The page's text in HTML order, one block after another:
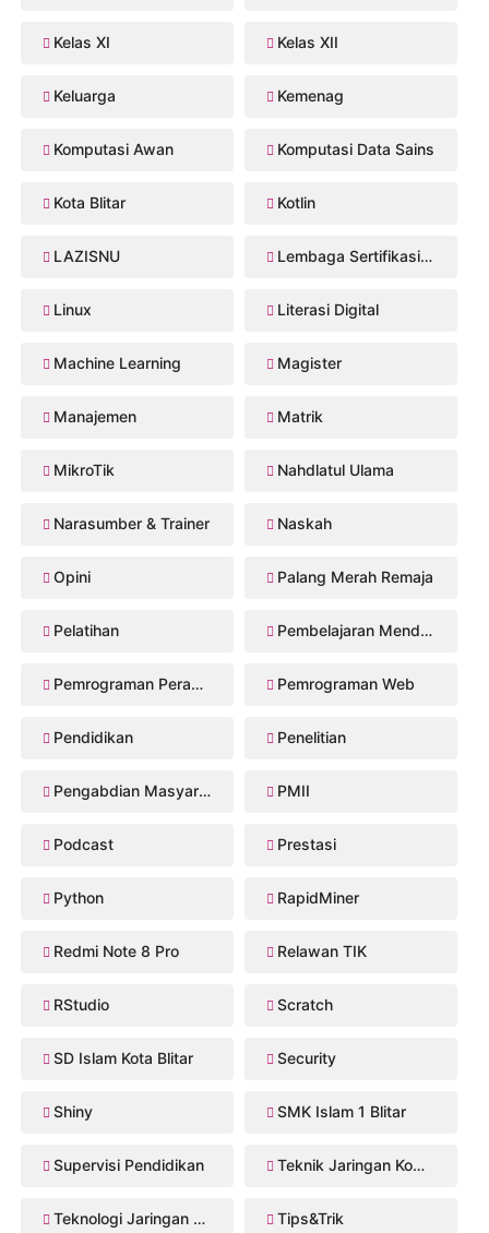
Kelas XI Kelas XII
Keluarga Kemenag
Komputasi Awan Komputasi Data Sains
Kota Blitar Kotlin
LAZISNU Lembaga Sertifikasi Profesi
Linux Literasi Digital
Machine Learning Magister
Manajemen Matrik
MikroTik Nahdlatul Ulama
Narasumber & Trainer Naskah
Opini Palang Merah Remaja
Pelatihan Pembelajaran Mendalam
Pemrograman Perangkat Bergerak Pemrograman Web
Pendidikan Penelitian
Pengabdian Masyarakat PMII
Podcast Prestasi
Python RapidMiner
Redmi Note 8 Pro Relawan TIK
RStudio Scratch
SD Islam Kota Blitar Security
Shiny SMK Islam 1 Blitar
Supervisi Pendidikan Teknik Jaringan Komputer dan Telekomunikasi
Teknologi Jaringan Kabel dan Nirkabel Tips&Trik